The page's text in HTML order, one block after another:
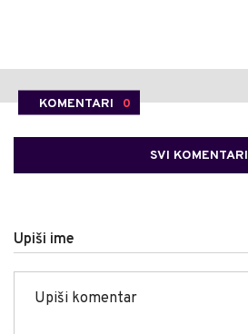
KOMENTARI 0
SVI KOMENTARI
Upiši ime